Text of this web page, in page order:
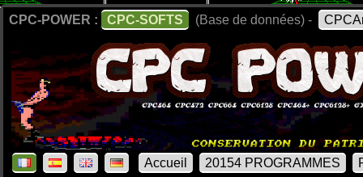
CPC-POWER : CPC-SOFTS (Base de données) -
Accueil 20154 PROGRAMMES